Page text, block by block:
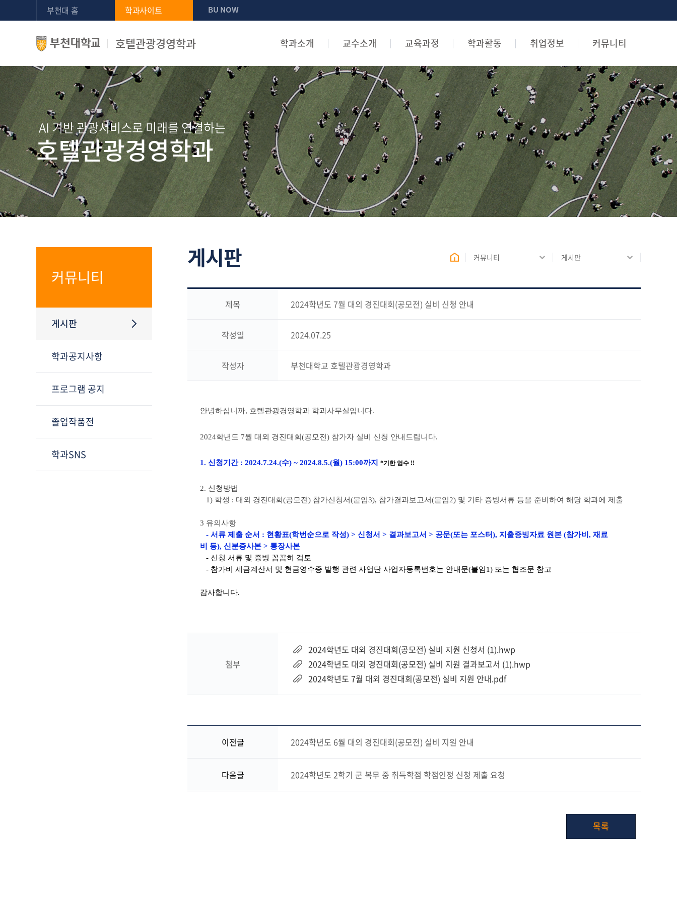
부천대 홈 학과사이트 BU NOW
호텔관광경영학과 학과소개 교수소개 교육과정 학과활동 취업정보 커뮤니티
AI 기반 관광서비스로 미래를 연결하는
호텔관광경영학과
커뮤니티
게시판
학과공지사항
프로그램 공지
졸업작품전
학과SNS
게시판 커뮤니티 게시판
제목 2024학년도 7월 대외 경진대회(공모전) 실비 신청 안내
작성일 2024.07.25
작성자 부천대학교 호텔관광경영학과
안녕하십니까, 호텔관광경영학과 학과사무실입니다.
2024학년도 7월 대외 경진대회(공모전) 참가자 실비 신청 안내드립니다.
1. 신청기간 : 2024.7.24.(수) ~ 2024.8.5.(월) 15:00까지 *기한 엄수 !!
2. 신청방법
1) 학생 : 대외 경진대회(공모전) 참가신청서(붙임3), 참가결과보고서(붙임2) 및 기타 증빙서류 등을 준비하여 해당 학과에 제출
3 유의사항
- 서류 제출 순서 : 현황표(학번순으로 작성) > 신청서 > 결과보고서 > 공문(또는 포스터), 지출증빙자료 원본 (참가비, 재료
비 등), 신분증사본 > 통장사본
- 신청 서류 및 증빙 꼼꼼히 검토
- 참가비 세금계산서 및 현금영수증 발행 관련 사업단 사업자등록번호는 안내문(붙임1) 또는 협조문 참고
감사합니다.
첨부
2024학년도 대외 경진대회(공모전) 실비 지원 신청서 (1).hwp
2024학년도 대외 경진대회(공모전) 실비 지원 결과보고서 (1).hwp
2024학년도 7월 대외 경진대회(공모전) 실비 지원 안내.pdf
이전글 2024학년도 6월 대외 경진대회(공모전) 실비 지원 안내
다음글 2024학년도 2학기 군 복무 중 취득학점 학점인정 신청 제출 요청
목록